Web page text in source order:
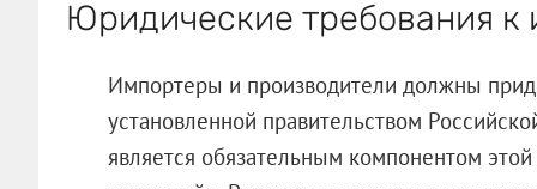
Юридические требования к
Импортеры и производители должны
установленной правительством
является обязательным компонентом